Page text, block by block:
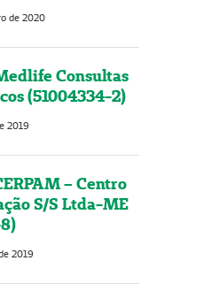
de 2020
Consultas
(51004334-2)
2019
– Centro
S/S Ltda-ME
2019